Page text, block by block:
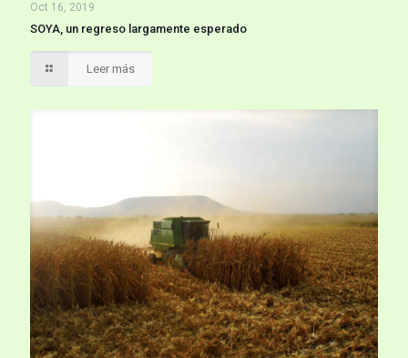
Oct 16, 2019
SOYA, un regreso largamente esperado
Leer más